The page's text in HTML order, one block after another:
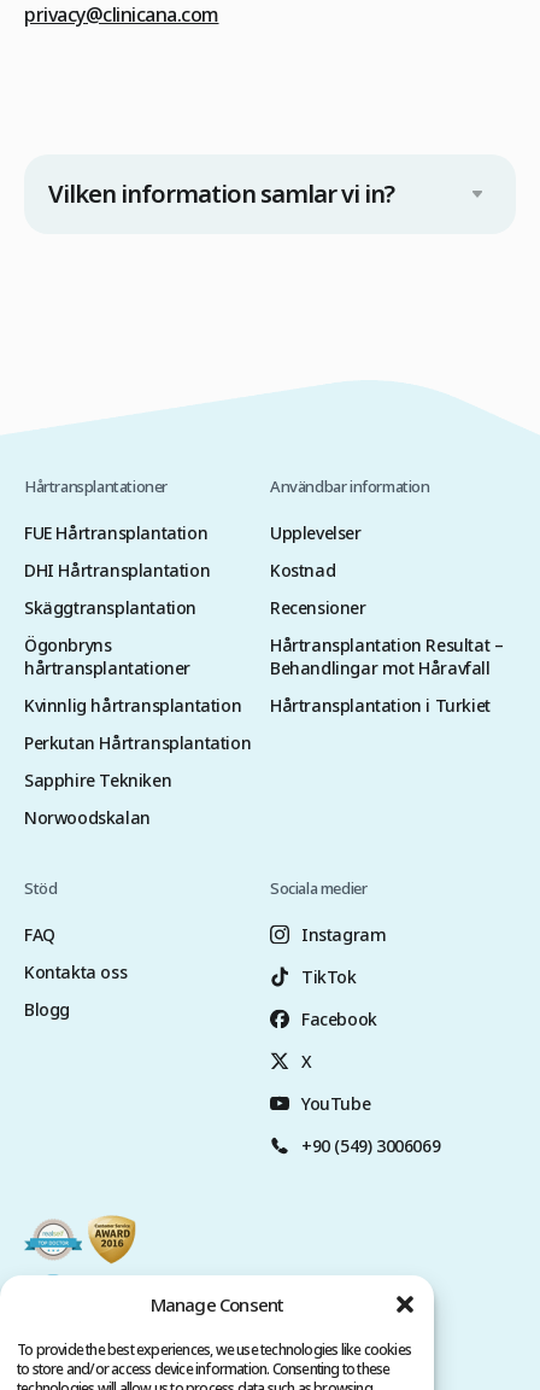
Manage Consent
To provide the best experiences, we use technologies like cookies
to store and/or access device information. Consenting to these
privacy@clinicana.com
Vilken information samlar vi in?
Hårtransplantationer
FUE Hårtransplantation
DHI Hårtransplantation
Skäggtransplantation
Ögonbryns
hårtransplantationer
Kvinnlig hårtransplantation
Perkutan Hårtransplantation
Sapphire Tekniken
Norwoodskalan
Användbar information
Upplevelser
Kostnad
Recensioner
Hårtransplantation Resultat –
Behandlingar mot Håravfall
Hårtransplantation i Turkiet
Stöd
FAQ
Kontakta oss
Blogg
Sociala medier
Instagram
TikTok
Facebook
X
YouTube
+90 (549) 3006069